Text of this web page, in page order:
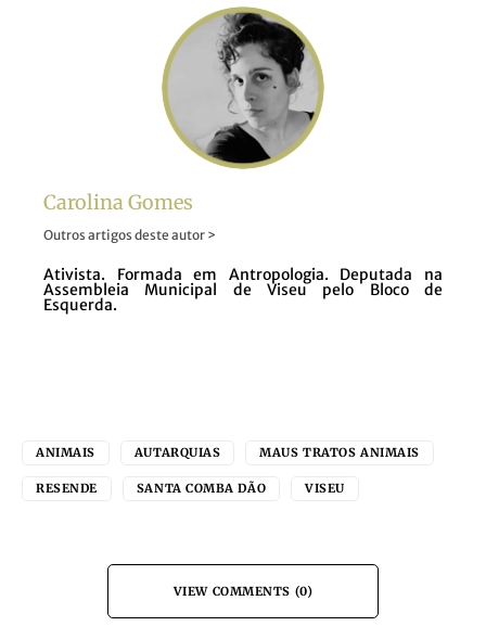
Carolina Gomes
Outros artigos deste autor >
Ativista. Formada em Antropologia. Deputada na
Assembleia Municipal de Viseu pelo Bloco de
Esquerda.
ANIMAIS AUTARQUIAS MAUS TRATOS ANIMAIS
RESENDE SANTA COMBA DÃO VISEU
VIEW COMMENTS (0)